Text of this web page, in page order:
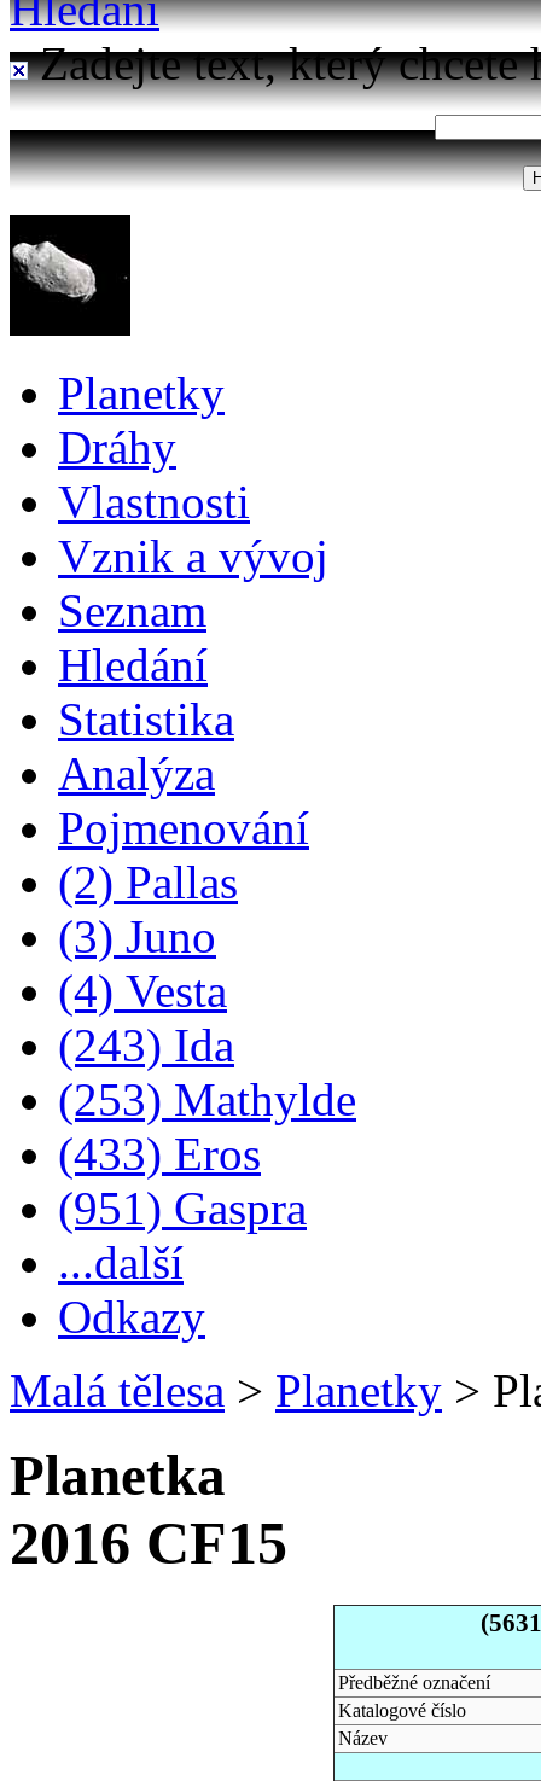
Zadejte text, který chcete
Planetky
Dráhy
Vlastnosti
Vznik a vývoj
Seznam
Hledání
Statistika
Analýza
Pojmenování
(2) Pallas
(3) Juno
(4) Vesta
(243) Ida
(253) Mathylde
(433) Eros
(951) Gaspra
...další
Odkazy
Malá tělesa > Planetky >
Planetka
2016 CF15
Předběžné označení
Katalogové číslo
Název